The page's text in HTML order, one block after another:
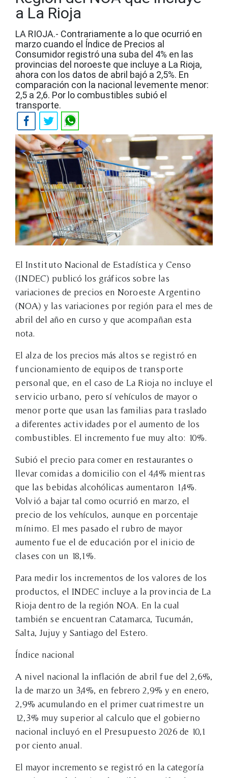
a La Rioja
LA RIOJA.- Contrariamente a lo que ocurrió en
marzo cuando el Índice de Precios al
Consumidor registró una suba del 4% en las
provincias del noroeste que incluye a La Rioja,
ahora con los datos de abril bajó a 2,5%. En
comparación con la nacional levemente menor:
2,5 a 2,6. Por lo combustibles subió el
transporte.
El Instituto Nacional de Estadística y Censo
(INDEC) publicó los gráficos sobre las
variaciones de precios en Noroeste Argentino
(NOA) y las variaciones por región para el mes de
abril del año en curso y que acompañan esta
nota.
El alza de los precios más altos se registró en
funcionamiento de equipos de transporte
personal que, en el caso de La Rioja no incluye el
servicio urbano, pero sí vehículos de mayor o
menor porte que usan las familias para traslado
a diferentes actividades por el aumento de los
combustibles. El incremento fue muy alto: 10%.
Subió el precio para comer en restaurantes o
llevar comidas a domicilio con el 4,4% mientras
que las bebidas alcohólicas aumentaron 1,4%.
Volvió a bajar tal como ocurrió en marzo, el
precio de los vehículos, aunque en porcentaje
mínimo. El mes pasado el rubro de mayor
aumento fue el de educación por el inicio de
clases con un 18,1%.
Para medir los incrementos de los valores de los
productos, el INDEC incluye a la provincia de La
Rioja dentro de la región NOA. En la cual
también se encuentran Catamarca, Tucumán,
Salta, Jujuy y Santiago del Estero.
Índice nacional
A nivel nacional la inflación de abril fue del 2,6%,
la de marzo un 3,4%, en febrero 2,9% y en enero,
2,9% acumulando en el primer cuatrimestre un
12,3% muy superior al calculo que el gobierno
nacional incluyó en el Presupuesto 2026 de 10,1
por ciento anual.
El mayor incremento se registró en la categoría